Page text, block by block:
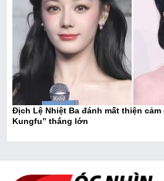
Địch Lệ Nhiệt Ba đánh mất thiện
Kungfu” thắng lớn